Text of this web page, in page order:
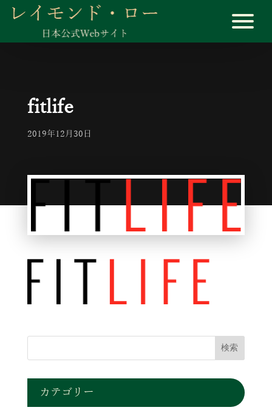
fitlife
2019年12月30日
カテゴリー